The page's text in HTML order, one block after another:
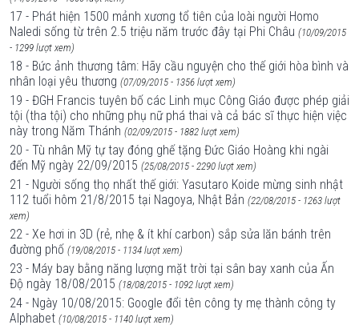
17 - Phát hiện 1500 mảnh xương tổ tiên của loài người Homo
Naledi sống từ trên 2.5 triệu năm trước đây tại Phi Châu (10/09/2015
- 1299 lượt xem)
18 - Bức ảnh thương tâm: Hãy cầu nguyện cho thế giới hòa bình và
nhân loại yêu thương (07/09/2015 - 1356 lượt xem)
19 - ĐGH Francis tuyên bố các Linh mục Công Giáo được phép giải
tội (tha tội) cho những phụ nữ phá thai và cả bác sĩ thực hiện việc
này trong Năm Thánh (02/09/2015 - 1882 lượt xem)
20 - Tù nhân Mỹ tự tay đóng ghế tặng Đức Giáo Hoàng khi ngài
đến Mỹ ngày 22/09/2015 (25/08/2015 - 2290 lượt xem)
21 - Người sống thọ nhất thế giới: Yasutaro Koide mừng sinh nhật
112 tuổi hôm 21/8/2015 tại Nagoya, Nhật Bản (22/08/2015 - 1263 lượt
xem)
22 - Xe hơi in 3D (rẻ, nhẹ & ít khí carbon) sắp sửa lăn bánh trên
đường phố (19/08/2015 - 1134 lượt xem)
23 - Máy bay bằng năng lượng mặt trời tại sân bay xanh của Ấn
Độ ngày 18/08/2015 (18/08/2015 - 1092 lượt xem)
24 - Ngày 10/08/2015: Google đổi tên công ty mẹ thành công ty
Alphabet (10/08/2015 - 1140 lượt xem)